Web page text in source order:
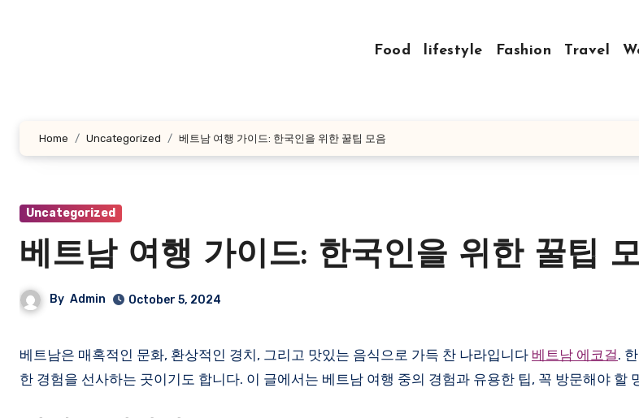
Food lifestyle Fashion Travel
Home Uncategorized 베트남 여행 가이드: 한국인을 위한 꿀팁 모음
Uncategorized
베트남 여행 가이드: 한국인을 위한 꿀팁
By Admin October 5, 2024
베트남은 매혹적인 문화, 환상적인 경치, 그리고 맛있는 음식으로 가득 찬 나라입니다 베트남 에코걸 .
한 경험을 선사하는 곳이기도 합니다. 이 글에서는 베트남 여행 중의 경험과 유용한 팁, 꼭 방문해야 할